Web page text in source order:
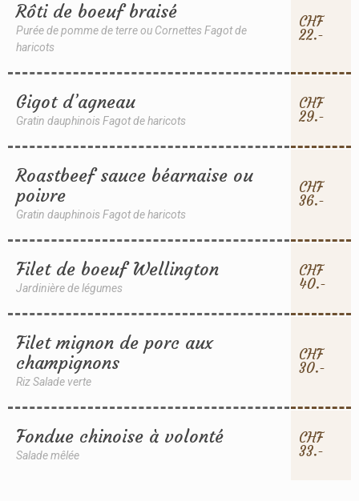
Rôti de boeuf braisé
Purée de pomme de terre ou Cornettes Fagot de
haricots
CHF
22.-
Gigot d’agneau
Gratin dauphinois Fagot de haricots
CHF
29.-
Roastbeef sauce béarnaise ou
poivre
Gratin dauphinois Fagot de haricots
CHF
36.-
Filet de boeuf Wellington
Jardinière de légumes
CHF
40.-
Filet mignon de porc aux
champignons
Riz Salade verte
CHF
30.-
Fondue chinoise à volonté
Salade mêlée
CHF
33.-